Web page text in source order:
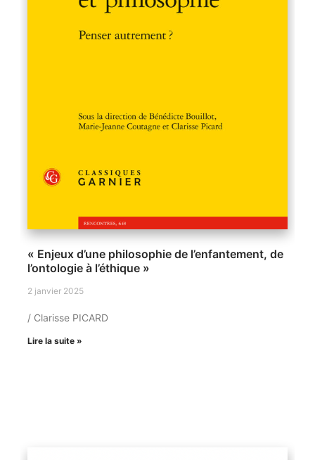
« Enjeux d’une philosophie de l’enfantement, de
l’ontologie à l’éthique »
2 janvier 2025
/ Clarisse PICARD
Lire la suite »